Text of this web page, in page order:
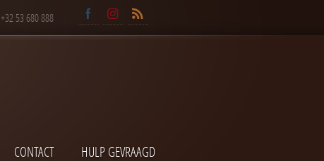
+32 53 680 888
CONTACT HULP GEVRAAGD